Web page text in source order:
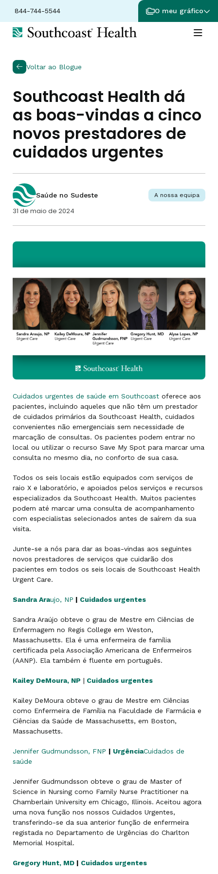
844-744-5544 O meu gráfico
Voltar ao Blogue
Southcoast Health dá
as boas-vindas a cinco
novos prestadores de
cuidados urgentes
Saúde no Sudeste A nossa equipa
31 de maio de 2024
Cuidados urgentes de saúde em Southcoast oferece aos
pacientes, incluindo aqueles que não têm um prestador
de cuidados primários da Southcoast Health, cuidados
convenientes não emergenciais sem necessidade de
marcação de consultas. Os pacientes podem entrar no
local ou utilizar o recurso Save My Spot para marcar uma
consulta no mesmo dia, no conforto de sua casa.
Todos os seis locais estão equipados com serviços de
raio X e laboratório, e apoiados pelos serviços e recursos
especializados da Southcoast Health. Muitos pacientes
podem até marcar uma consulta de acompanhamento
com especialistas selecionados antes de saírem da sua
visita.
Junte-se a nós para dar as boas-vindas aos seguintes
novos prestadores de serviços que cuidarão dos
pacientes em todos os seis locais de Southcoast Health
Urgent Care.
Sandra Araujo, NP | Cuidados urgentes
Sandra Araújo obteve o grau de Mestre em Ciências de
Enfermagem no Regis College em Weston,
Massachusetts. Ela é uma enfermeira de família
certificada pela Associação Americana de Enfermeiros
(AANP). Ela também é fluente em português.
Kailey DeMoura, NP | Cuidados urgentes
Kailey DeMoura obteve o grau de Mestre em Ciências
como Enfermeira de Família na Faculdade de Farmácia e
Ciências da Saúde de Massachusetts, em Boston,
Massachusetts.
Jennifer Gudmundsson, FNP | UrgênciaCuidados de
saúde
Jennifer Gudmundsson obteve o grau de Master of
Science in Nursing como Family Nurse Practitioner na
Chamberlain University em Chicago, Illinois. Aceitou agora
uma nova função nos nossos Cuidados Urgentes,
transferindo-se da sua anterior função de enfermeira
registada no Departamento de Urgências do Charlton
Memorial Hospital.
Gregory Hunt, MD | Cuidados urgentes